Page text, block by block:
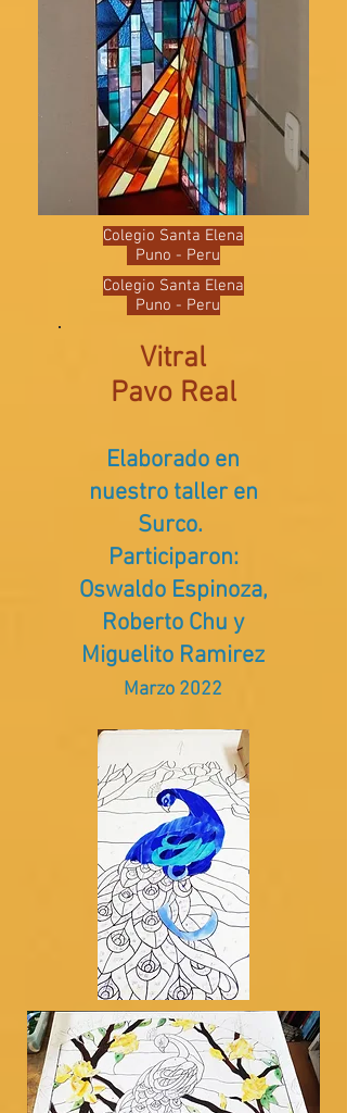
Colegio Santa Elena
Puno - Peru
Colegio Santa Elena
Puno - Peru
Vitral
Pavo Real
Elaborado en
nuestro taller en
Surco.
Participaron:
Oswaldo Espinoza,
Roberto Chu y
Miguelito Ramirez
Marzo 2022